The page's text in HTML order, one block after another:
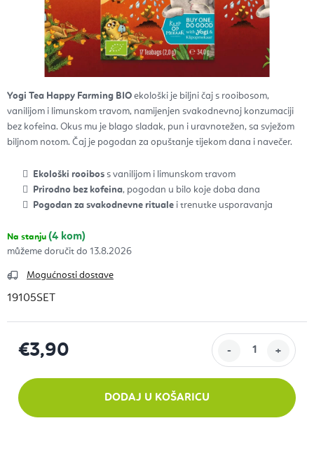
Yogi Tea Happy Farming BIO ekološki je biljni čaj s rooibosom,
vanilijom i limunskom travom, namijenjen svakodnevnoj konzumaciji
bez kofeina. Okus mu je blago sladak, pun i uravnotežen, sa svježom
biljnom notom. Čaj je pogodan za opuštanje tijekom dana i navečer.
Ekološki rooibos s vanilijom i limunskom travom
Prirodno bez kofeina, pogodan u bilo koje doba dana
Pogodan za svakodnevne rituale i trenutke usporavanja
Na stanju (4 kom)
13.8.2026
Mogućnosti dostave
19105SET
€3,90
DODAJ U KOŠARICU